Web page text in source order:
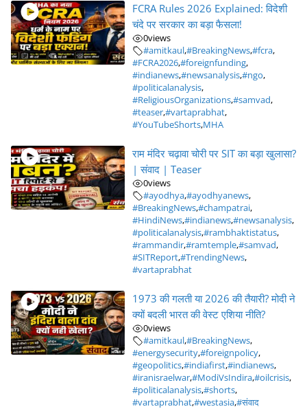
FCRA Rules 2026 Explained: विदेशी
चंदे पर सरकार का बड़ा फैसला!
0views
#amitkaul,#BreakingNews,#fcra,
#FCRA2026,#foreignfunding,
#indianews,#newsanalysis,#ngo,
#politicalanalysis,
#ReligiousOrganizations,#samvad,
#teaser,#vartaprabhat,
#YouTubeShorts,MHA
राम मंदिर चढ़ावा चोरी पर SIT का बड़ा खुलासा?
| संवाद | Teaser
0views
#ayodhya,#ayodhyanews,
#BreakingNews,#champatrai,
#HindiNews,#indianews,#newsanalysis,
#politicalanalysis,#rambhaktistatus,
#rammandir,#ramtemple,#samvad,
#SITReport,#TrendingNews,
#vartaprabhat
1973 की गलती या 2026 की तैयारी? मोदी ने
क्यों बदली भारत की वेस्ट एशिया नीति?
0views
#amitkaul,#BreakingNews,
#energysecurity,#foreignpolicy,
#geopolitics,#indiafirst,#indianews,
#iranisraelwar,#ModiVsIndira,#oilcrisis,
#politicalanalysis,#shorts,
#vartaprabhat,#westasia,#संवाद